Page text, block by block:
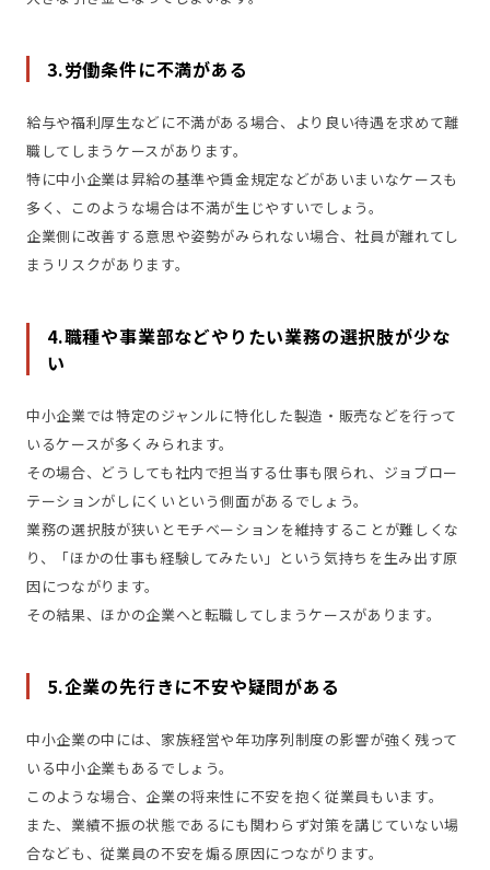
3.労働条件に不満がある
給与や福利厚生などに不満がある場合、より良い待遇を求めて離
職してしまうケースがあります。
特に中小企業は昇給の基準や賃金規定などがあいまいなケースも
多く、このような場合は不満が生じやすいでしょう。
企業側に改善する意思や姿勢がみられない場合、社員が離れてし
まうリスクがあります。
4.職種や事業部などやりたい業務の選択肢が少な
い
中小企業では特定のジャンルに特化した製造・販売などを行って
いるケースが多くみられます。
その場合、どうしても社内で担当する仕事も限られ、ジョブロー
テーションがしにくいという側面があるでしょう。
業務の選択肢が狭いとモチベーションを維持することが難しくな
り、「ほかの仕事も経験してみたい」という気持ちを生み出す原
因につながります。
その結果、ほかの企業へと転職してしまうケースがあります。
5.企業の先行きに不安や疑問がある
中小企業の中には、家族経営や年功序列制度の影響が強く残って
いる中小企業もあるでしょう。
このような場合、企業の将来性に不安を抱く従業員もいます。
また、業績不振の状態であるにも関わらず対策を講じていない場
合なども、従業員の不安を煽る原因につながります。